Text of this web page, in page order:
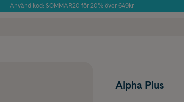
Använd kod: SOMMAR20 för 20% över 649kr
Alpha Plus